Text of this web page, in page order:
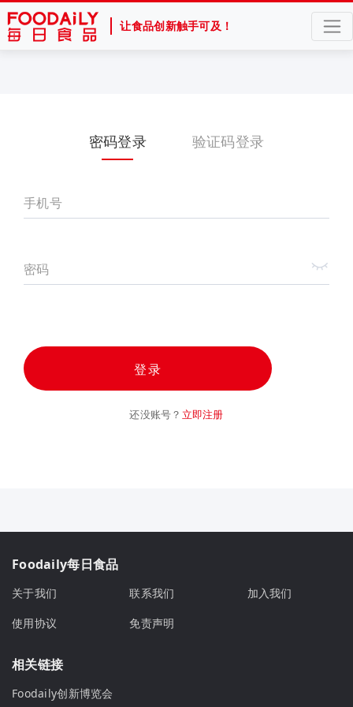
让食品创新触手可及！
密码登录 验证码登录
手机号
密码
登录
还没账号？ 立即注册
Foodaily每日食品
关于我们 联系我们
加入我们
使用协议
免责声明
相关链接
Foodaily创新博览会